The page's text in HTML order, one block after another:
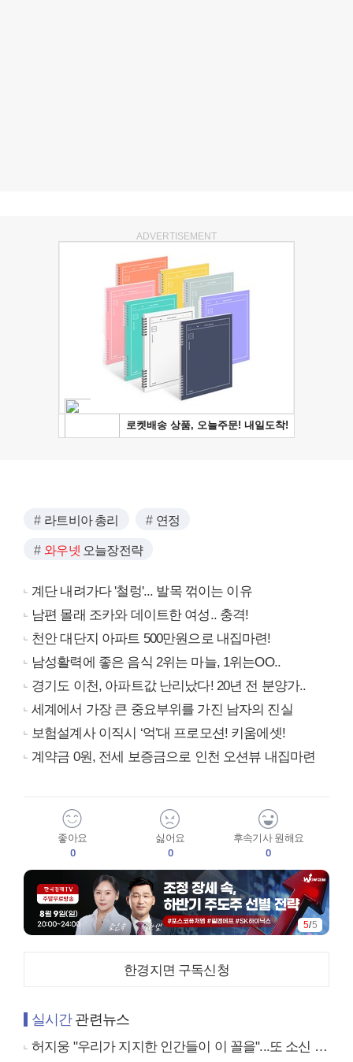
ADVERTISEMENT
라트비아 총리 연정
와우넷 오늘장전략
계단 내려가다 '철렁'... 발목 꺾이는 이유
남편 몰래 조카와 데이트한 여성.. 충격!
천안 대단지 아파트 500만원으로 내집마련!
남성활력에 좋은 음식 2위는 마늘, 1위는OO..
경기도 이천, 아파트값 난리났다! 20년 전 분양가..
세계에서 가장 큰 중요부위를 가진 남자의 진실
보험설계사 이직시 ‘억’대 프로모션! 키움에셋!
계약금 0원, 전세 보증금으로 인천 오션뷰 내집마련
좋아요
0
싫어요
0
후속기사 원해요
0
5/5
한경지면 구독신청
실시간관련뉴스
허지웅 "우리가 지지한 인간들이 이 꼴을"...또 소신 발언